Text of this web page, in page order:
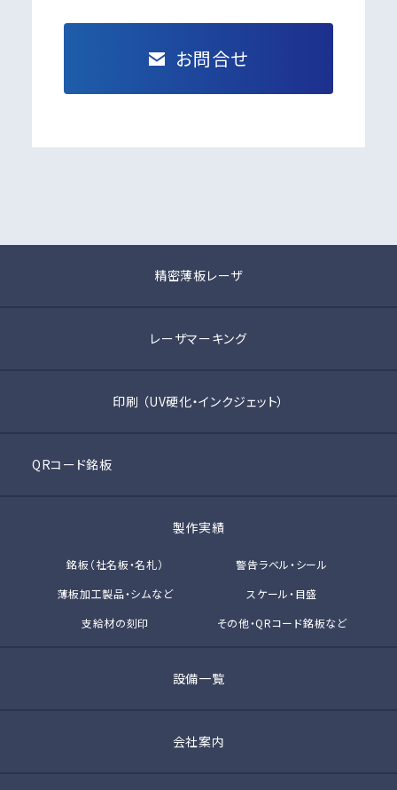
お問合せ
精密薄板レーザ
レーザマーキング
印刷 （UV硬化・インクジェット）
QRコード銘板
製作実績
銘板（社名板・名札）
警告ラベル・シール
薄板加工製品・シムなど
スケール・目盛
支給材の刻印
その他・QRコード銘板など
設備一覧
会社案内